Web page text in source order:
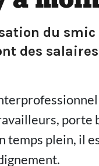
du smic
des
porte
temps plein, il